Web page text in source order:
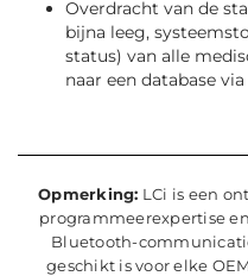
Overdracht van de
bijna leeg,
status) van alle
naar een database
Opmerking: LCi is een
programmeerexpertise
Bluetooth-
geschikt is voor elke